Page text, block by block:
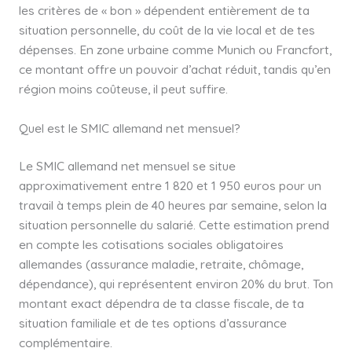
les critères de « bon » dépendent entièrement de ta
situation personnelle, du coût de la vie local et de tes
dépenses. En zone urbaine comme Munich ou Francfort,
ce montant offre un pouvoir d’achat réduit, tandis qu’en
région moins coûteuse, il peut suffire.
Quel est le SMIC allemand net mensuel?
Le SMIC allemand net mensuel se situe
approximativement entre 1 820 et 1 950 euros pour un
travail à temps plein de 40 heures par semaine, selon la
situation personnelle du salarié. Cette estimation prend
en compte les cotisations sociales obligatoires
allemandes (assurance maladie, retraite, chômage,
dépendance), qui représentent environ 20% du brut. Ton
montant exact dépendra de ta classe fiscale, de ta
situation familiale et de tes options d’assurance
complémentaire.